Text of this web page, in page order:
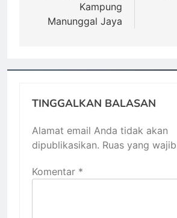
Kampung
Manunggal Jaya
TINGGALKAN BALASAN
Alamat email Anda tidak akan
dipublikasikan. Ruas yang
Komentar *